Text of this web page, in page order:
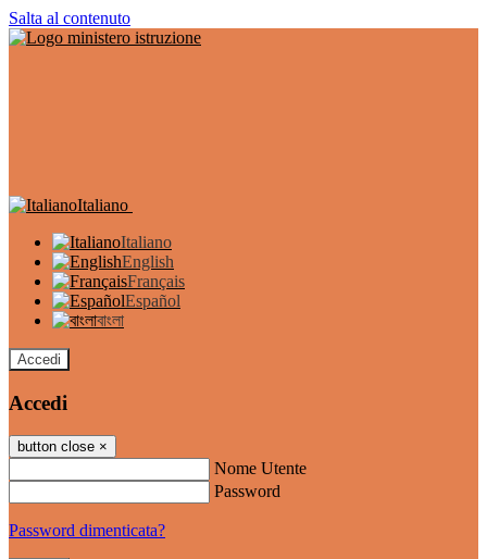
Salta al contenuto
Italiano
Italiano
English
Français
Español
বাংলা
Accedi
Accedi
button close ×
Nome Utente
Password
Password dimenticata?